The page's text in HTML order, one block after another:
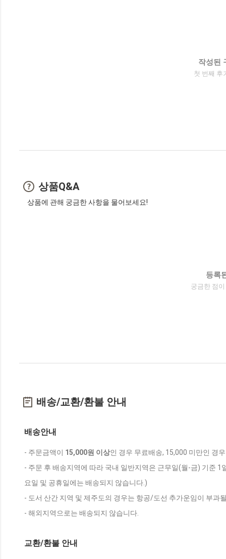
작성된
첫 번째 후
상품Q&A
상품에 관해 궁금한 사항을 물어보세요!
등록
궁금한 점
배송/교환/환불 안내
배송안내
- 주문금액이 15,000원 이상인 경우 무료배송, 15,000 미만인 경
- 주문 후 배송지역에 따라 국내 일반지역은 근무일(월-금) 기준
요일 및 공휴일에는 배송되지 않습니다.)
- 도서 산간 지역 및 제주도의 경우는 항공/도선 추가운임이 부과
- 해외지역으로는 배송되지 않습니다.
교환/환불 안내